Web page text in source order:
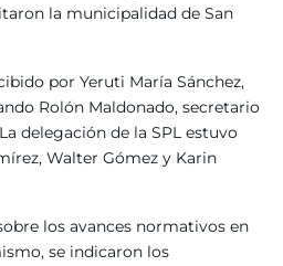
la municipalidad de San
por Yeruti María Sánchez,
Rolón Maldonado, secretario
delegación de la SPL estuvo
Walter Gómez y Karin
los avances normativos en
se indicaron los